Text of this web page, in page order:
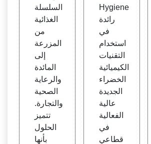
السلسلة
الغذائية
من
المزرعة
إلى
المائدة
والرعاية
الصحية
والتجارة.
تتميز
الحلول
بأنها
Hygiene
رائدة
في
استخدام
التقنيات
الكيميائية
الخضراء
الجديدة
عالية
الفعالية
في
قطاعي